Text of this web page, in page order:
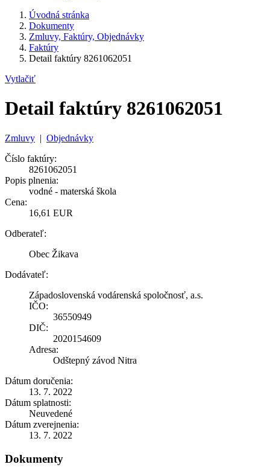
Úvodná stránka
Dokumenty
Zmluvy, Faktúry, Objednávky
Faktúry
Detail faktúry 8261062051
Vytlačiť
Detail faktúry 8261062051
Zmluvy | Objednávky
Číslo faktúry:
8261062051
Popis plnenia:
vodné - materská škola
Cena:
16,61 EUR
Odberateľ:
Obec Žikava
Dodávateľ:
Západoslovenská vodárenská spoločnosť, a.s.
IČO:
36550949
DIČ:
2020154609
Adresa:
Odštepný závod Nitra
Dátum doručenia:
13. 7. 2022
Dátum splatnosti:
Neuvedené
Dátum zverejnenia:
13. 7. 2022
Dokumenty